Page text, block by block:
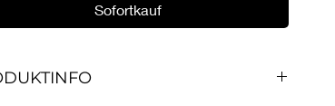
Sofortkauf